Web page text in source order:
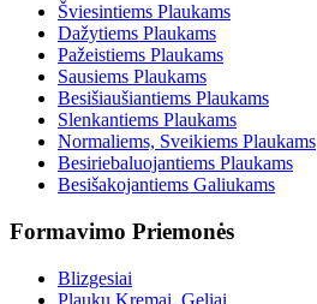
Šviesintiems Plaukams
Dažytiems Plaukams
Pažeistiems Plaukams
Sausiems Plaukams
Besišiaušiantiems Plaukams
Slenkantiems Plaukams
Normaliems, Sveikiems Plaukams
Besiriebaluojantiems Plaukams
Besišakojantiems Galiukams
Formavimo Priemonės
Blizgesiai
Plaukų Kremai, Geliai